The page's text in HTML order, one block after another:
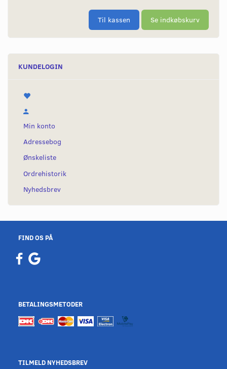
Til kassen Se indkøbskurv
KUNDELOGIN
Min konto
Adressebog
Ønskeliste
Ordrehistorik
Nyhedsbrev
FIND OS PÅ
BETALINGSMETODER
TILMELD NYHEDSBREV